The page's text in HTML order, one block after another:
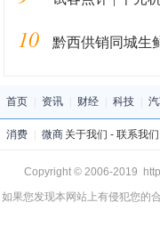
10 黔西供销同城生
首页 资讯 财经 科技
消费 微商 关于我们 - 联系我们
Copyright © 2006-2019
如果您发现本网站上有侵犯您的